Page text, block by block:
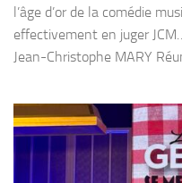
l’âge d’or de la comédie
effectivement en juger
Jean-Christophe MARY